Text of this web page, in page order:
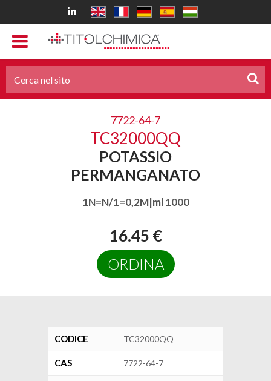
7722-64-7
TC32000QQ
POTASSIO
PERMANGANATO
1N=N/1=0,2M|ml 1000
16.45 €
ORDINA
CODICE TC32000QQ
CAS 7722-64-7